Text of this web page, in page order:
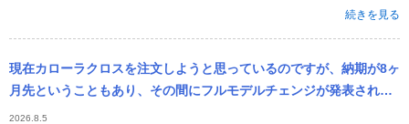
続きを見る
現在カローラクロスを注文しようと思っているのですが、納期が8ヶ
月先ということもあり、その間にフルモデルチェンジが発表されな
いか不安です。 リセールのことを考えるとこのタイミングでの注文
2026.8.5